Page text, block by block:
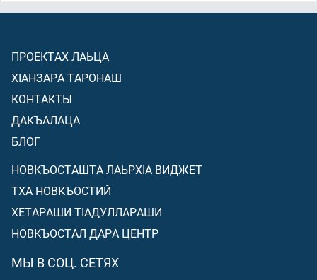
ПРОЕКТАХ ЛАЬЦА
ХIАНЗАРА ТАРОНАШ
КОНТАКТЫ
ДАКЪАЛАЦА
БЛОГ
НОВКЪОСТАШТА ЛАЬРХIА ВИДЖЕТ
ТХА НОВКЪОСТИЙ
ХЕТАРАШИ ТIАДУЛЛАРАШИ
НОВКЪОСТАЛ ДАРА ЦЕНТР
МЫ В СОЦ. СЕТЯХ